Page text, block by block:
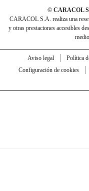
© CARACOL
CARACOL S.A. realiza una
y otras prestaciones accesibles
Aviso legal Política
Configuración de cookies